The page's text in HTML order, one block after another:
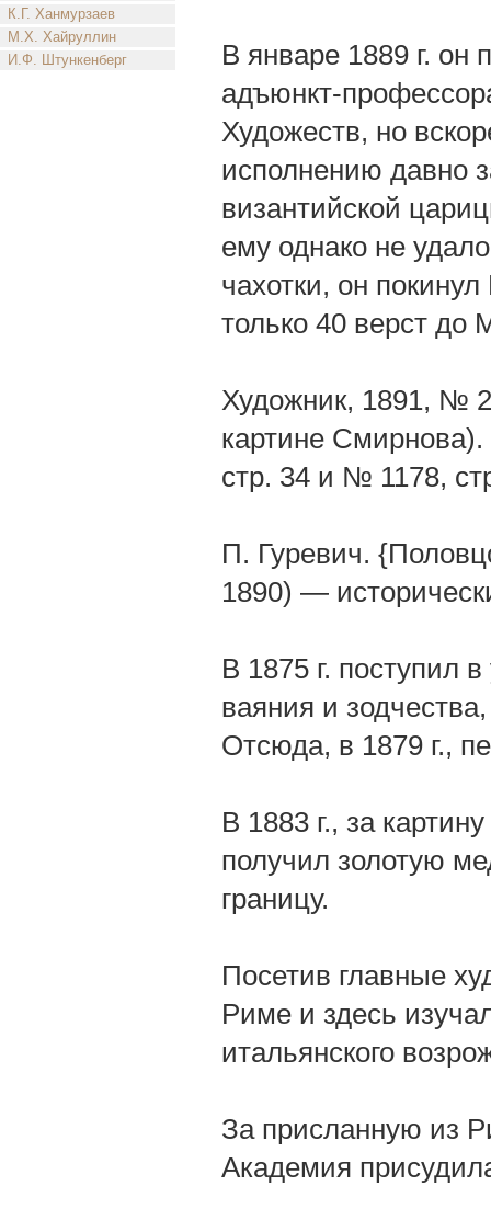
К.Г. Ханмурзаев
М.Х. Хайруллин
И.Ф. Штункенберг
В январе 1889 г. он
адъюнкт-
Художеств, но
исполнению давно
византийской
ему однако не
чахотки, он
только 40 верст до
Художник, 1891, №
картине
стр. 34 и № 1178,
П. Гуревич.
1890) —
В 1875 г. поступил
ваяния и
Отсюда, в 1879 г.,
В 1883 г., за
получил золотую
границу.
Посетив главные
Риме и здесь
итальянского
За присланную из
Академия